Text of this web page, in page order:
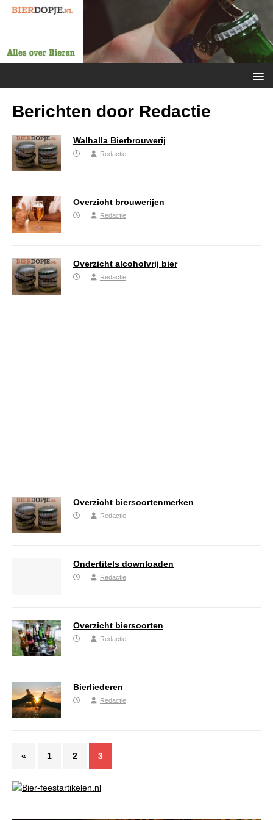
Berichten door Redactie
Walhalla Bierbrouwerij
Redactie
Overzicht brouwerijen
Redactie
Overzicht alcoholvrij bier
Redactie
Overzicht biersoortenmerken
Redactie
Ondertitels downloaden
Redactie
Overzicht biersoorten
Redactie
Bierliederen
Redactie
« 1 2 3